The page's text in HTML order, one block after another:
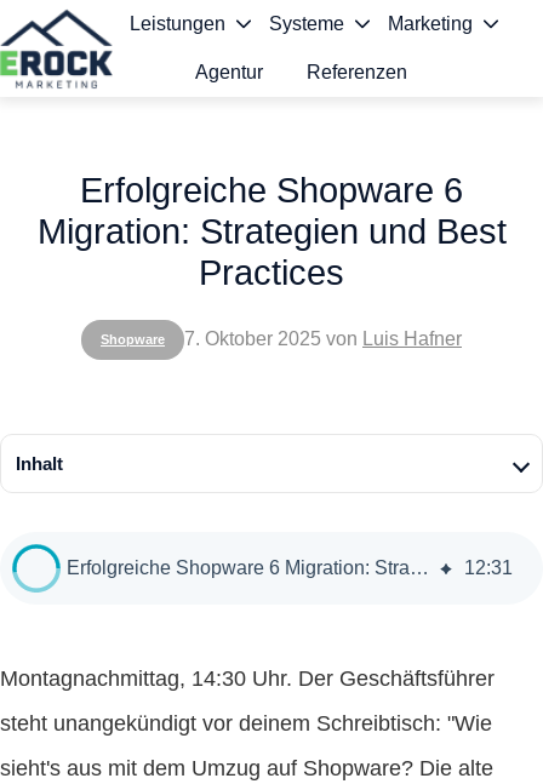
Leistungen Systeme Marketing
Agentur Referenzen
Shopware
Erfolgreiche Shopware 6
Migration: Strategien und Best
Practices
7. Oktober 2025 von Luis Hafner
Inhalt
Erfolgreiche Shopware 6 Migration: Strategien und Best Practices 12:31
Montagnachmittag, 14:30 Uhr. Der Geschäftsführer
steht unangekündigt vor deinem Schreibtisch: "Wie
sieht's aus mit dem Umzug auf Shopware? Die alte